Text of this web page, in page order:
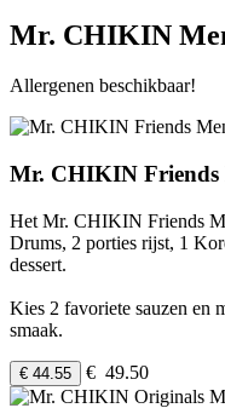
Mr. CHIKIN
Allergenen beschikbaar!
Mr. CHIKIN Friends
Het Mr. CHIKIN Friends
Drums, 2 porties rijst, 1
dessert.
Kies 2 favoriete sauzen en
smaak.
€ 44.55 € 49.50